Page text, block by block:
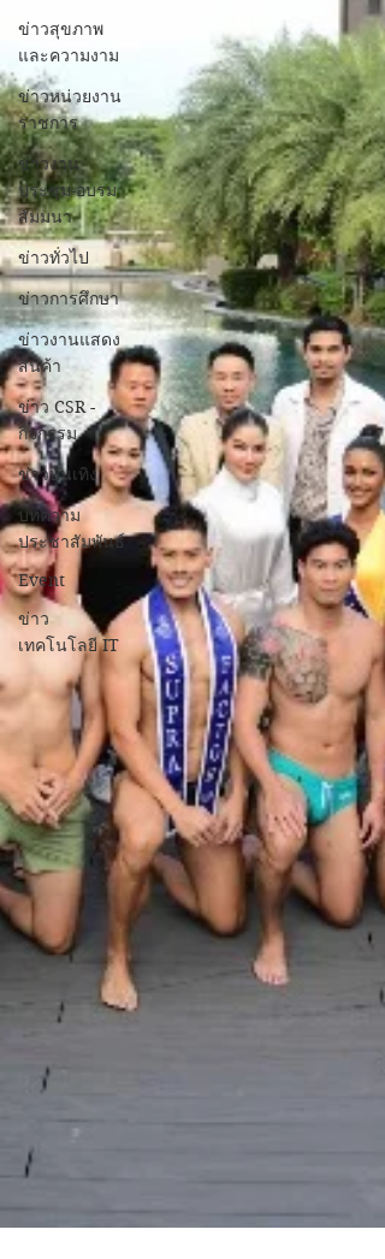
ข่าวสุขภาพ
และความงาม
ข่าวหน่วยงาน
ราชการ
ข่าวงาน
ประชุม-อบรม
สัมมนา
ข่าวทั่วไป
ข่าวการศึกษา
ข่าวงานแสดง
สินค้า
ข่าว CSR -
กิจกรรม
ข่าวบันเทิง
บทความ
ประชาสัมพันธ์
Event
ข่าว
เทคโนโลยี IT